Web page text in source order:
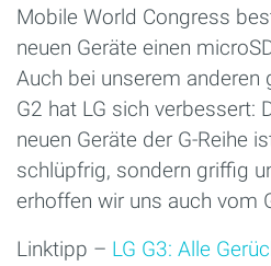
Mobile World Congress
neuen Geräte einen
Auch bei unserem anderen
G2 hat LG sich verbessert:
neuen Geräte der G-Reihe
schlüpfrig, sondern griffig
erhoffen wir uns auch vom
Linktipp – LG G3: Alle